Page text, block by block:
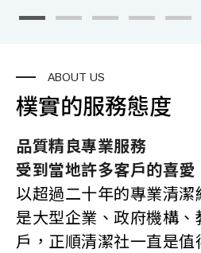
ABOUT US
樸實的服務態度
品質精良專業服務
受到當地許多客戶的喜愛
以超過二十年的專業清
是大型企業、政府機構、
戶，正順清潔社一直是